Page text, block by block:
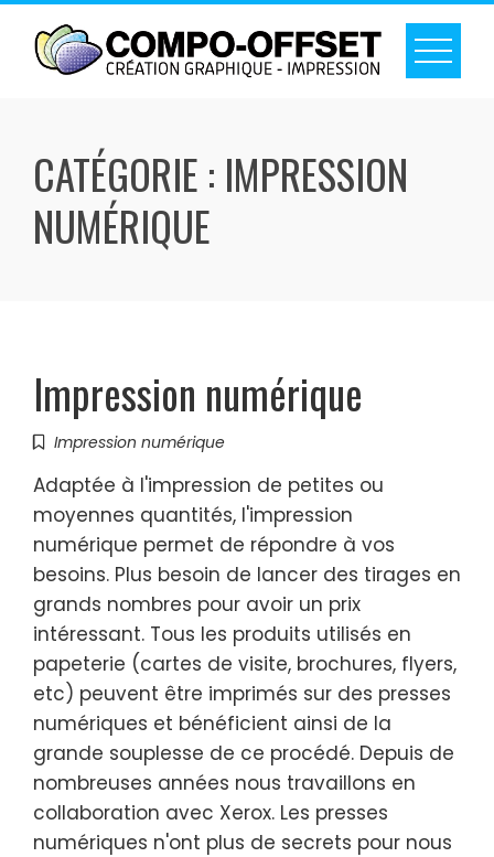
Skip
content
CATÉGORIE : IMPRESSION
NUMÉRIQUE
Impression numérique
Impression numérique
Adaptée à l'impression de petites ou
moyennes quantités, l'impression
numérique permet de répondre à vos
besoins. Plus besoin de lancer des tirages en
grands nombres pour avoir un prix
intéressant. Tous les produits utilisés en
papeterie (cartes de visite, brochures, flyers,
etc) peuvent être imprimés sur des presses
numériques et bénéficient ainsi de la
grande souplesse de ce procédé. Depuis de
nombreuses années nous travaillons en
collaboration avec Xerox. Les presses
numériques n'ont plus de secrets pour nous